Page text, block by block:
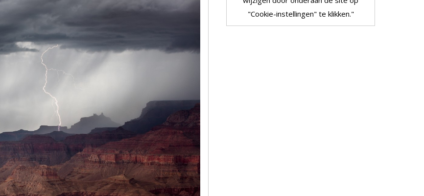
"Cookie-instellingen" te klikken."